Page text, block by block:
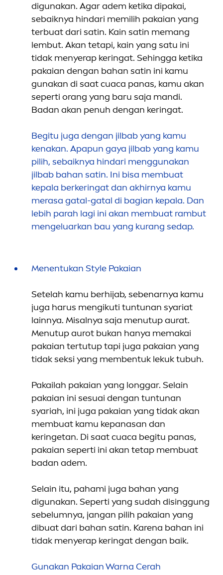
digunakan. Agar adem ketika dipakai,
sebaiknya hindari memilih pakaian yang
terbuat dari satin. Kain satin memang
lembut. Akan tetapi, kain yang satu ini
tidak menyerap keringat. Sehingga ketika
pakaian dengan bahan satin ini kamu
gunakan di saat cuaca panas, kamu akan
seperti orang yang baru saja mandi.
Badan akan penuh dengan keringat.
Begitu juga dengan jilbab yang kamu
kenakan. Apapun gaya jilbab yang kamu
pilih, sebaiknya hindari menggunakan
jilbab bahan satin. Ini bisa membuat
kepala berkeringat dan akhirnya kamu
merasa gatal-gatal di bagian kepala. Dan
lebih parah lagi ini akan membuat rambut
mengeluarkan bau yang kurang sedap.
Menentukan Style Pakaian
Setelah kamu berhijab, sebenarnya kamu
juga harus mengikuti tuntunan syariat
lainnya. Misalnya saja menutup aurat.
Menutup aurot bukan hanya memakai
pakaian tertutup tapi juga pakaian yang
tidak seksi yang membentuk lekuk tubuh.
Pakailah pakaian yang longgar. Selain
pakaian ini sesuai dengan tuntunan
syariah, ini juga pakaian yang tidak akan
membuat kamu kepanasan dan
keringetan. Di saat cuaca begitu panas,
pakaian seperti ini akan tetap membuat
badan adem.
Selain itu, pahami juga bahan yang
digunakan. Seperti yang sudah disinggung
sebelumnya, jangan pilih pakaian yang
dibuat dari bahan satin. Karena bahan ini
tidak menyerap keringat dengan baik.
Gunakan Pakaian Warna Cerah